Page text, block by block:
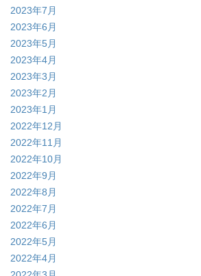
2023年7月
2023年6月
2023年5月
2023年4月
2023年3月
2023年2月
2023年1月
2022年12月
2022年11月
2022年10月
2022年9月
2022年8月
2022年7月
2022年6月
2022年5月
2022年4月